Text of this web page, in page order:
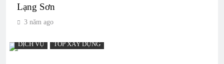
Lạng Sơn
3 năm ago
DỊCH VỤ TOP XÂY DỰNG